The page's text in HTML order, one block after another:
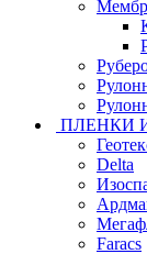
ПЛЕНКИ
Delta
Faracs